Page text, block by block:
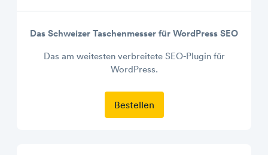
Das Schweizer Taschenmesser für WordPress SEO
Das am weitesten verbreitete SEO-Plugin für
WordPress.
Bestellen